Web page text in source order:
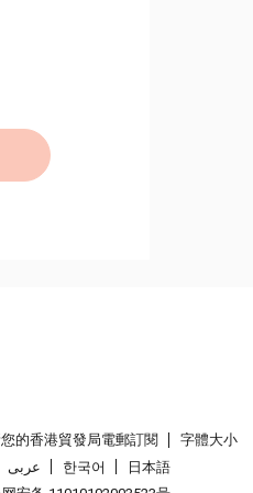
的香港貿發局電郵訂閱
字體大小
عربى 한국어
日本語